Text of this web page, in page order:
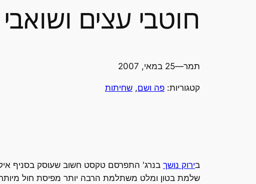
חוטבי עצים
תמר—25 במאי, 2007
קטגוריות: פה ושם, שחיתות
בירוק נושך בנרג' התפרסם טקסט חשוב שעוסק בסניף
שלמת בטון ומלט משתלמת הרבה יותר מפיסת חול